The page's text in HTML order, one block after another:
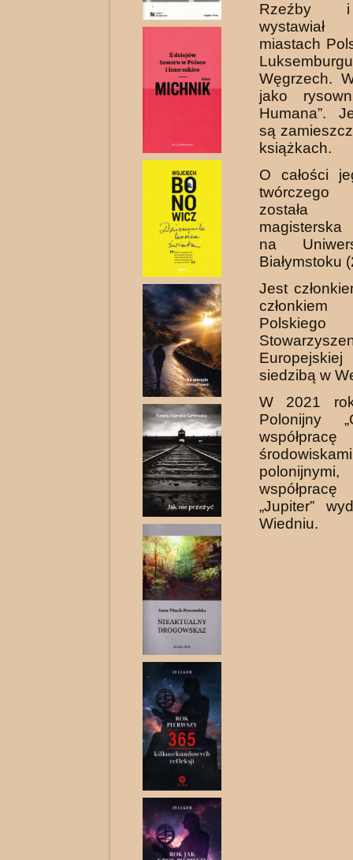
Rzeźby
miastach
Węgrzech.
jako
Humana”.
są
książ­kach.
O całości
na
Białymstoku
Jest
Polskiego
siedzibą w
W 2021
Polonijny
środowiskami
„Jupiter”
Wiedniu.